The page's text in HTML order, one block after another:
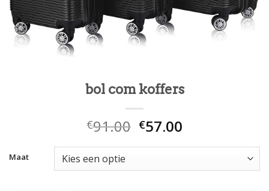
bol com koffers
€91.00 €57.00
Maat